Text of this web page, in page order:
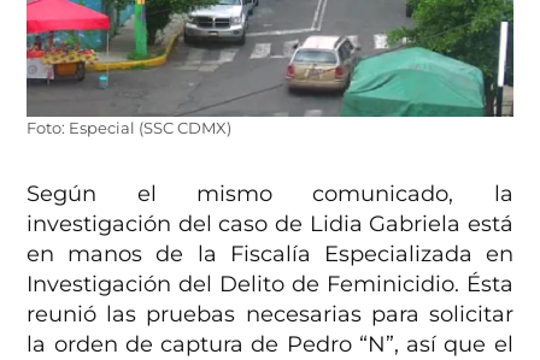
Foto: Especial (SSC CDMX)
Según el mismo comunicado, la
investigación del caso de Lidia Gabriela está
en manos de la Fiscalía Especializada en
Investigación del Delito de Feminicidio. Ésta
reunió las pruebas necesarias para solicitar
la orden de captura de Pedro “N”, así que el